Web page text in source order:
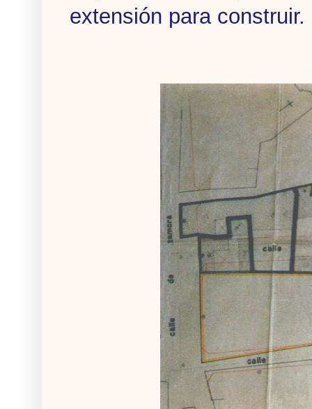
extensión para construir.